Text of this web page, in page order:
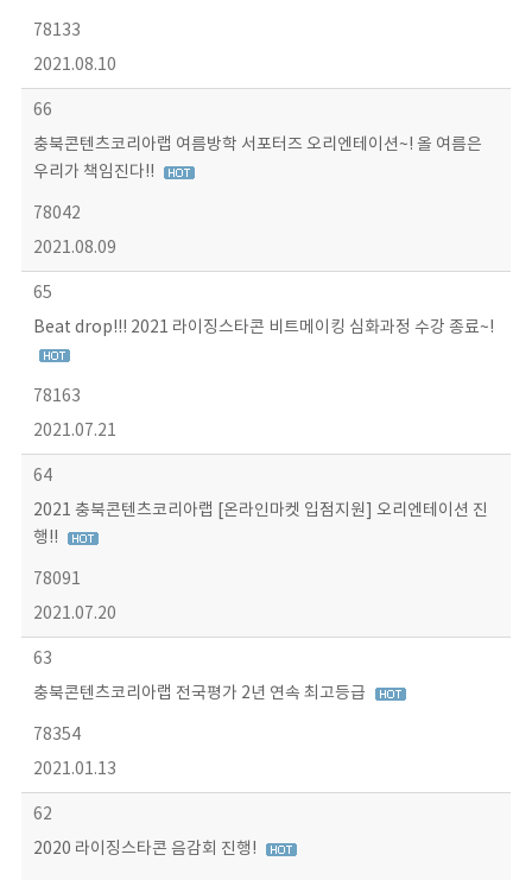
78133
2021.08.10
66
충북콘텐츠코리아랩 여름방학 서포터즈 오리엔테이션~! 올 여름은
우리가 책임진다!!
78042
2021.08.09
65
Beat drop!!! 2021 라이징스타콘 비트메이킹 심화과정 수강 종료~!
78163
2021.07.21
64
2021 충북콘텐츠코리아랩 [온라인마켓 입점지원] 오리엔테이션 진
행!!
78091
2021.07.20
63
충북콘텐츠코리아랩 전국평가 2년 연속 최고등급
78354
2021.01.13
62
2020 라이징스타콘 음감회 진행!